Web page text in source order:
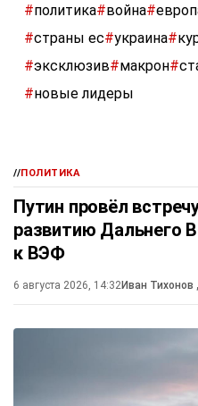
#политика#война#
#страны ес#украина#
#эксклюзив#макрон#
#новые лидеры
//ПОЛИТИКА
Путин провёл
развитию Дальнего
к ВЭФ
6 августа 2026, 14:32Иван Тихонов ,